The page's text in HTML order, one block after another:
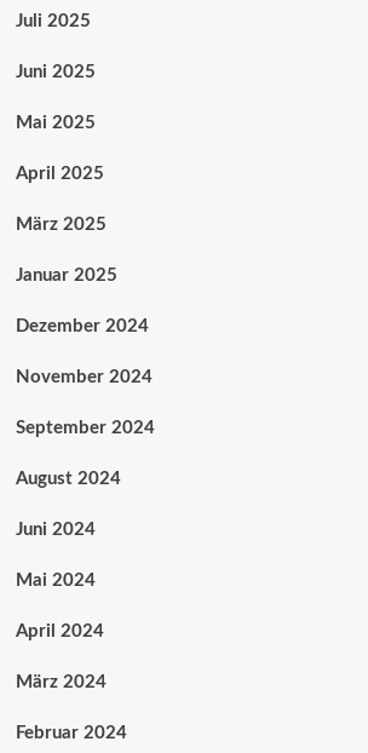
Juli 2025
Juni 2025
Mai 2025
April 2025
März 2025
Januar 2025
Dezember 2024
November 2024
September 2024
August 2024
Juni 2024
Mai 2024
April 2024
März 2024
Februar 2024